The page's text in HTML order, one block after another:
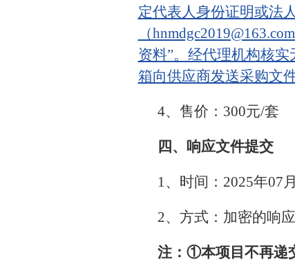
定代表人身份证明或法
（
资料”。经代理机构核
箱向供应商发送采购文件
4、售价：300元/套
四、响应文件提交
1、时间：2025年07
2、方式：加密的响
注：①本项目不再递